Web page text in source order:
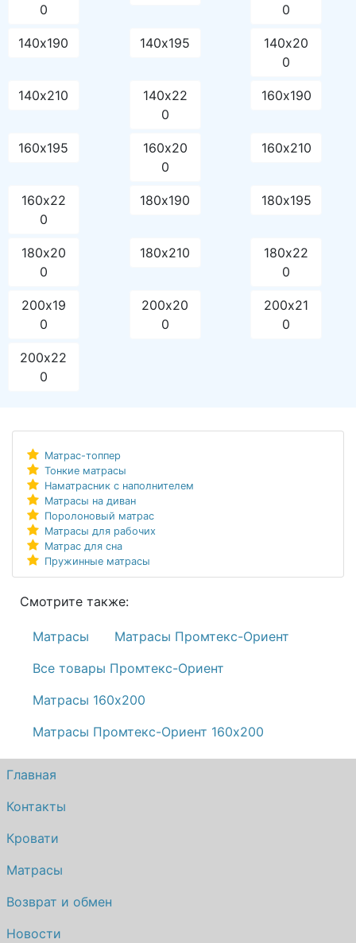
0
0
140х190 140х195
140х20
0
140х210
140х22
0
160х190
160х195
160х20
0
160х210
160х22
0
180х190 180х195
180х20
0
180х210
180х22
0
200х19
0
200х20
0
200х21
0
200х22
0
Матрас-топпер
Тонкие матрасы
Наматрасник с наполнителем
Матрасы на диван
Поролоновый матрас
Матрасы для рабочих
Матрас для сна
Пружинные матрасы
Смотрите также:
Матрасы
Матрасы Промтекс-Ориент
Все товары Промтекс-Ориент
Матрасы 160х200
Матрасы Промтекс-Ориент 160х200
Главная
Контакты
Кровати
Матрасы
Возврат и обмен
Новости